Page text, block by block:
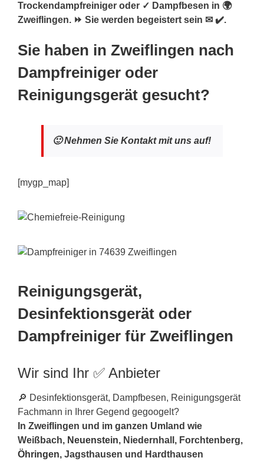
Trockendampfreiniger oder ✓ Dampfbesen in 🌍
Zweiflingen. ⏩ Sie werden begeistert sein ✉ ✔️.
Sie haben in Zweiflingen nach
Dampfreiniger oder
Reinigungsgerät gesucht?
🙂 Nehmen Sie Kontakt mit uns auf!
[mygp_map]
Reinigungsgerät,
Desinfektionsgerät oder
Dampfreiniger für Zweiflingen
Wir sind Ihr ✅ Anbieter
🔎 Desinfektionsgerät, Dampfbesen, Reinigungsgerät
Fachmann in Ihrer Gegend gegoogelt?
In Zweiflingen und im ganzen Umland wie
Weißbach, Neuenstein, Niedernhall, Forchtenberg,
Öhringen, Jagsthausen und Hardthausen